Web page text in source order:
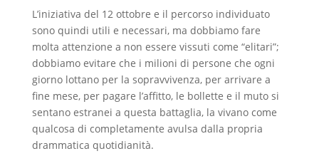
L’iniziativa del 12 ottobre e il percorso individuato
sono quindi utili e necessari, ma dobbiamo fare
molta attenzione a non essere vissuti come “elitari”;
dobbiamo evitare che i milioni di persone che ogni
giorno lottano per la sopravvivenza, per arrivare a
fine mese, per pagare l’affitto, le bollette e il muto si
sentano estranei a questa battaglia, la vivano come
qualcosa di completamente avulsa dalla propria
drammatica quotidianità.